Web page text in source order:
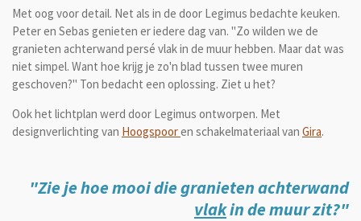
Met oog voor detail. Net als in de door Legimus bedachte keuken.
Peter en Sebas genieten er iedere dag van. "Zo wilden we de
granieten achterwand persé vlak in de muur hebben. Maar dat was
niet simpel. Want hoe krijg je zo'n blad tussen twee muren
geschoven?" Ton bedacht een oplossing. Ziet u het?
Ook het lichtplan werd door Legimus ontworpen. Met
designverlichting van Hoogspooren schakelmateriaal van Gira.
"Zie je hoe mooi die granieten achterwand
vlakin de muur zit?"